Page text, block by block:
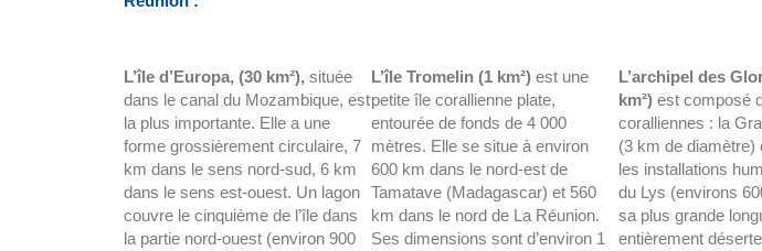
L’île d’Europa, (30 km²), située
dans le canal du Mozambique, est
la plus importante. Elle a une
forme grossièrement circulaire, 7
km dans le sens nord-sud, 6 km
dans le sens est-ouest. Un lagon
couvre le cinquième de l’île dans
la partie nord-ouest (environ 900
L’île Tromelin (1 km²) est une
petite île corallienne plate,
entourée de fonds de 4 000
mètres. Elle se situe à environ
600 km dans le nord-est de
Tamatave (Madagascar) et 560
km dans le nord de La Réunion.
Ses dimensions sont d’environ 1
L’archipel des
km²) est composé
coralliennes : la
(3 km de diamètre)
les installations
du Lys (environs
sa plus grande
entièrement